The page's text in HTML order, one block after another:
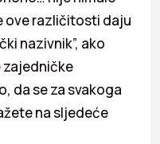
ove različitosti daju
nazivnik”, ako
zajedničke
da se za svakoga
na sljedeće